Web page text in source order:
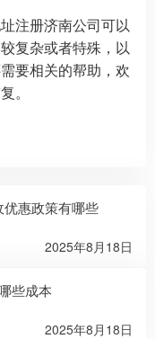
注册济南公司可以
复杂或者特殊，以
要相关的帮助，欢
。
惠政策有哪些
2025年8月18日
些成本
2025年8月18日